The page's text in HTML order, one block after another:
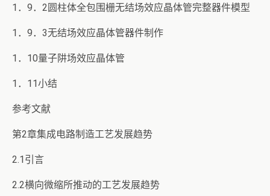
1．9．2圆柱体全包围栅无结场效应晶体管完整器件模型
1．9．3无结场效应晶体管器件制作
1．10量子阱场效应晶体管
1．11小结
参考文献
第2章集成电路制造工艺发展趋势
2.1引言
2.2横向微缩所推动的工艺发展趋势